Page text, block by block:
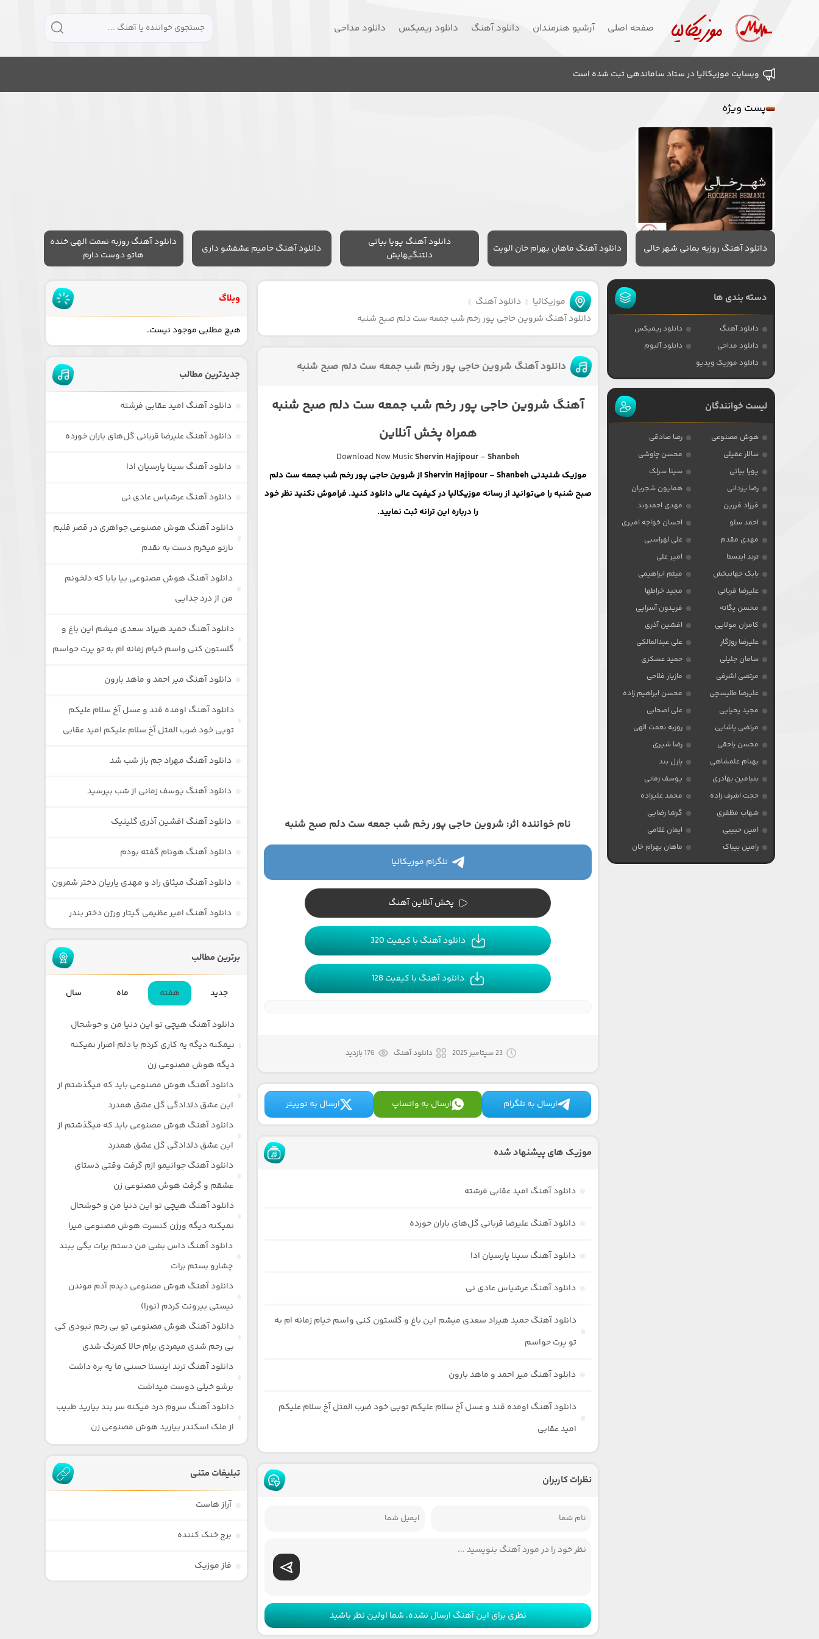
صفحه اصلی آرشیو هنرمندان دانلود آهنگ دانلود ریمیکس دانلود مداحی
وبسایت موزیکالیا در ستاد ساماندهی ثبت شده است
پست ویژه
دانلود آهنگ روزبه بمانی شهر خالی دانلود آهنگ ماهان بهرام خان الویت
دانلود آهنگ پویا بیاتی
دلتنگیهایش
دانلود آهنگ حامیم عشقشو داری
دانلود آهنگ روزبه نعمت الهی خنده
هاتو دوست دارم
موزیکالیا
دانلود آهنگ
دانلود آهنگ شروین حاجی پور رخم شب جمعه ست دلم صبح شنبه
دانلود آهنگ شروین حاجی پور رخم شب جمعه ست دلم صبح شنبه
آهنگ شروین حاجی پور رخم شب جمعه ست دلم صبح شنبه
همراه پخش آنلاین
Download New MusicShervin Hajipour–Shanbeh
موزیک شنیدنی Shervin Hajipour – Shanbeh از شروین حاجی پور رخم شب جمعه ست دلم
صبح شنبه را می‌توانید از رسانه موزیکالیا در کیفیت عالی دانلود کنید. فراموش نکنید نظر خود
را درباره این ترانه ثبت نمایید.
نام خواننده اثر: شروین حاجی پور رخم شب جمعه ست دلم صبح شنبه
تلگرام موزیکالیا
پخش آنلاین آهنگ
دانلود آهنگ با کیفیت 320
دانلود آهنگ با کیفیت 128
23 سپتامبر 2025 دانلود آهنگ 176 بازدید
ارسال به تلگرام ارسال به واتساپ ارسال به توییتر
موزیک های پیشنهاد شده
دانلود آهنگ امید عقابی فرشته
دانلود آهنگ علیرضا قربانی گل‌های باران خورده
دانلود آهنگ سینا پارسیان ادا
دانلود آهنگ عرشیاس عادی نی
دانلود آهنگ حمید هیراد سعدی میشم این باغ و گلستون کنی واسم خیام زمانه ام به
تو پرت حواسم
دانلود آهنگ میر احمد و ماهد بارون
دانلود آهنگ اومده قند و عسل آخ سلام علیکم تویی خود ضرب المثل آخ سلام علیکم
امید عقابی
نظرات کاربران
نظری برای این آهنگ ارسال نشده، شما اولین نظر باشید
دسته بندی ها
دانلود آهنگ
دانلود ریمیکس
دانلود مداحی
دانلود آلبوم
دانلود موزیک ویدیو
لیست خوانندگان
هوش مصنوعی
رضا صادقی
سالار عقیلی
محسن چاوشی
پویا بیاتی
سینا سرلک
رضا یزدانی
همایون شجریان
فرزاد فرزین
مهدی احمدوند
احمد سلو
احسان خواجه امیری
مهدی مقدم
علی لهراسبی
ترند اینستا
امیر علی
بابک جهانبخش
میثم ابراهیمی
علیرضا قربانی
مجید خراطها
محسن یگانه
فریدون آسرایی
کامران مولایی
افشین آذری
علیرضا روزگار
علی عبدالمالکی
سامان جلیلی
حمید عسکری
مرتضی اشرفی
مازیار فلاحی
علیرضا طلیسچی
محسن ابراهیم زاده
مجید یحیایی
علی اصحابی
مرتضی پاشایی
روزبه نعمت الهی
محسن یاحقی
رضا شیری
بهنام علمشاهی
پازل بند
بنیامین بهادری
یوسف زمانی
حجت اشرف زاده
محمد علیزاده
شهاب مظفری
گرشا رضایی
امین حبیبی
ایمان غلامی
رامین بیباک
ماهان بهرام خان
وبلاگ
هیچ مطلبی موجود نیست.
جدیدترین مطالب
دانلود آهنگ امید عقابی فرشته
دانلود آهنگ علیرضا قربانی گل‌های باران خورده
دانلود آهنگ سینا پارسیان ادا
دانلود آهنگ عرشیاس عادی نی
دانلود آهنگ هوش مصنوعی جواهری در قصر قلبم
نازتو میخرم دست به نقدم
دانلود آهنگ هوش مصنوعی بیا بابا که دلخونم
من از درد جدایی
دانلود آهنگ حمید هیراد سعدی میشم این باغ و
گلستون کنی واسم خیام زمانه ام به تو پرت حواسم
دانلود آهنگ میر احمد و ماهد بارون
دانلود آهنگ اومده قند و عسل آخ سلام علیکم
تویی خود ضرب المثل آخ سلام علیکم امید عقابی
دانلود آهنگ مهراد جم باز شب شد
دانلود آهنگ یوسف زمانی از شب بپرسید
دانلود آهنگ افشین آذری گلینیک
دانلود آهنگ هونام گفته بودم
دانلود آهنگ میثاق راد و مهدی یاریان دختر شمرون
دانلود آهنگ امیر عظیمی گیتار ورژن دختر بندر
برترین مطالب
جدید هفته ماه سال
دانلود آهنگ هیچی تو این دنیا من و خوشحال
نیمکنه دیگه یه کاری کردم با دلم اصرار نمیکنه
دیگه هوش مصنوعی زن
دانلود آهنگ هوش مصنوعی باید که میگذشتم از
این عشق دلدادگی گل عشق همدرد
دانلود آهنگ هوش مصنوعی باید که میگذشتم از
این عشق دلدادگی گل عشق همدرد
دانلود آهنگ جوانیمو ازم گرفت وقتی دستای
عشقم و گرفت هوش مصنوعی زن
دانلود آهنگ هیچی تو این دنیا من و خوشحال
نمیکنه دیگه ورژن کنسرت هوش مصنوعی میرا
دانلود آهنگ داس بشی من دستم برات بگی ببند
چشارو بستم برات
دانلود آهنگ هوش مصنوعی دیدم آدم موندن
نیستی بیرونت کردم (نورا)
دانلود آهنگ هوش مصنوعی تو بی رحم نبودی کی
بی رحم شدی میمردی برام حالا کمرنگ شدی
دانلود آهنگ ترند اینستا حسنی ما یه بره داشت
برشو خیلی دوست میداشت
دانلود آهنگ سروم درد میکنه سر بند بیارید طبیب
از ملک اسکندر بیارید هوش مصنوعی زن
تبلیغات متنی
آراز هاست
برج خنک کننده
فاز موزیک